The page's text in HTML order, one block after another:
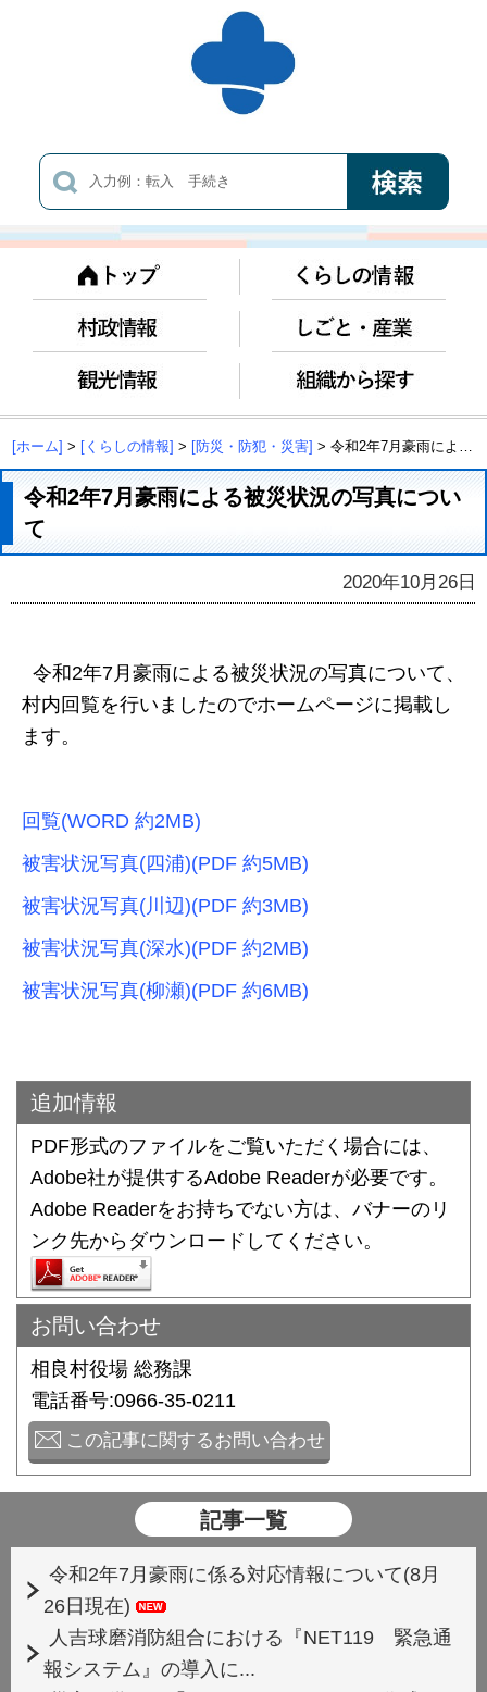
[ホーム] > [くらしの情報] > [防災・防犯・災害] > 令和2年7月豪雨による被災状況の写真について
令和2年7月豪雨による被災状況の写真につい
て
2020年10月26日
令和2年7月豪雨による被災状況の写真について、
村内回覧を行いましたのでホームページに掲載し
ます。
回覧(WORD 約2MB)
被害状況写真(四浦)(PDF 約5MB)
被害状況写真(川辺)(PDF 約3MB)
被害状況写真(深水)(PDF 約2MB)
被害状況写真(柳瀬)(PDF 約6MB)
追加情報
PDF形式のファイルをご覧いただく場合には、
Adobe社が提供するAdobe Readerが必要です。
Adobe Readerをお持ちでない方は、バナーのリ
ンク先からダウンロードしてください。
お問い合わせ
相良村役場 総務課
電話番号:0966-35-0211
この記事に関するお問い合わせ
記事一覧
令和2年7月豪雨に係る対応情報について(8月
26日現在)
人吉球磨消防組合における『NET119 緊急通
報システム』の導入に...